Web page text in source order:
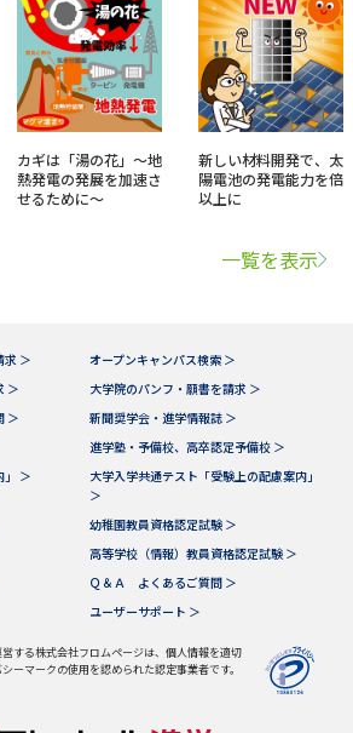
カギは「湯の花」～地
熱発電の発展を加速さ
せるために～
新しい材料開発で、太
陽電池の発電能力を倍
以上に
一覧を表示
求 ＞
オープンキャンパス検索 ＞
＞
大学院のパンフ・願書を請求 ＞
＞
新聞奨学会・進学情報誌 ＞
進学塾・予備校、高卒認定予備校 ＞
」 ＞
大学入学共通テスト「受験上の配慮案内」
＞
幼稚園教員資格認定試験 ＞
高等学校（情報）教員資格認定試験 ＞
Ｑ＆Ａ よくあるご質問 ＞
ユーザーサポート ＞
する株式会社フロムページは、個人情報を適切
ーマークの使用を認められた認定事業者です。